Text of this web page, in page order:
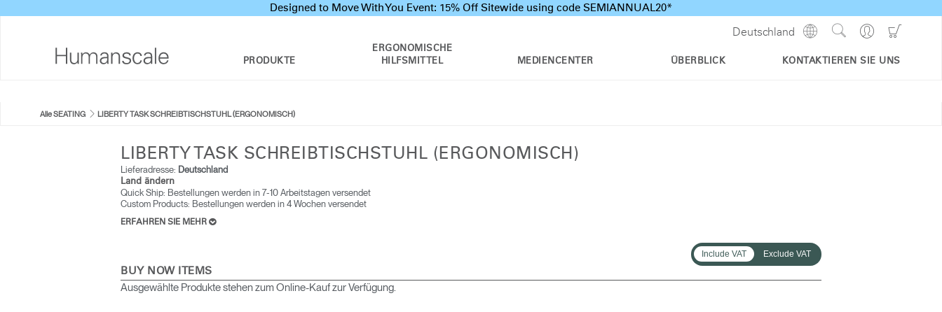
Designed to Move With You Event: 15% Off Sitewide using code SEMIANNUAL20*
PRODUKTE
ERGONOMISCHE
HILFSMITTEL
MEDIENCENTER ÜBERBLICK KONTAKTIEREN SIE UNS
Go
Profile
Site
Deutschland
Show
TECHNOLOGIEWERKZEUGE
SEHEN, HÖREN UND LERNEN
Alle SEATING LIBERTY TASK SCHREIBTISCHSTUHL (ERGONOMISCH)
LIBERTY TASK SCHREIBTISCHSTUHL (ERGONOMISCH)
Lieferadresse: Deutschland
Land ändern
Quick Ship: Bestellungen werden in 7-10 Arbeitstagen versendet
Custom Products: Bestellungen werden in 4 Wochen versendet
ERFAHREN SIE MEHR
Include VAT Exclude VAT
BUY NOW ITEMS
Ausgewählte Produkte stehen zum Online-Kauf zur Verfügung.